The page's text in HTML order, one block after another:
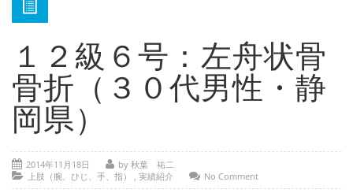
部位別症状
- 部位別解説 ～ 交通事故外傷の教科書
- 高次脳機能障害の皆様へ
保険の百科事典
事務所紹介
ご相談・お問い合わせ
１２級６号：左舟状骨
骨折（３０代男性・静
岡県）
2014年11月18日
by 秋葉 祐二
上肢（腕、ひじ、手、指）
, 実績紹介 No Comment